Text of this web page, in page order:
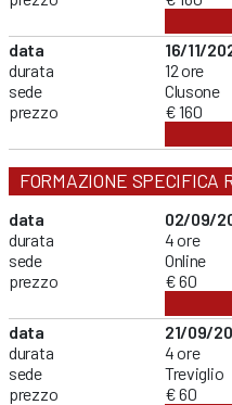
data
durata
sede
prezzo
16/11/
12 ore
Clusone
€ 160
FORMAZIONE SPECIFICA
data
durata
sede
prezzo
02/09/
4 ore
Online
€ 60
data
durata
sede
prezzo
21/09/
4 ore
Treviglio
€ 60